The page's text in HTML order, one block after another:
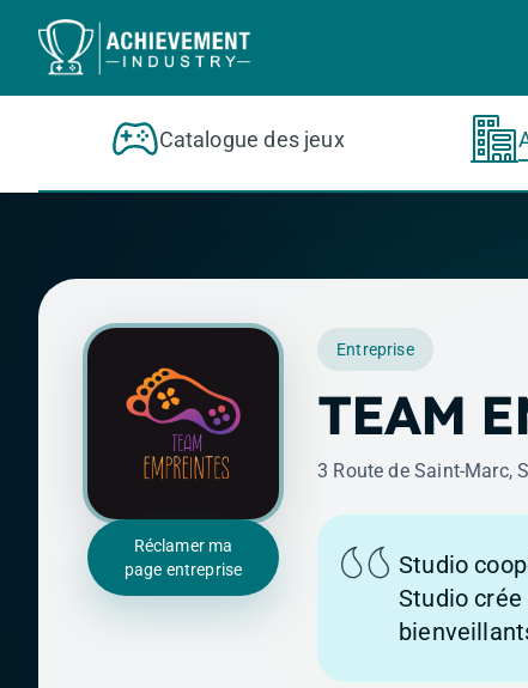
Aller au contenu principal
Catalogue des jeux
Réclamer ma
page entreprise
Entreprise
TEAM
3 Route de Saint-Marc,
Studio
Studio